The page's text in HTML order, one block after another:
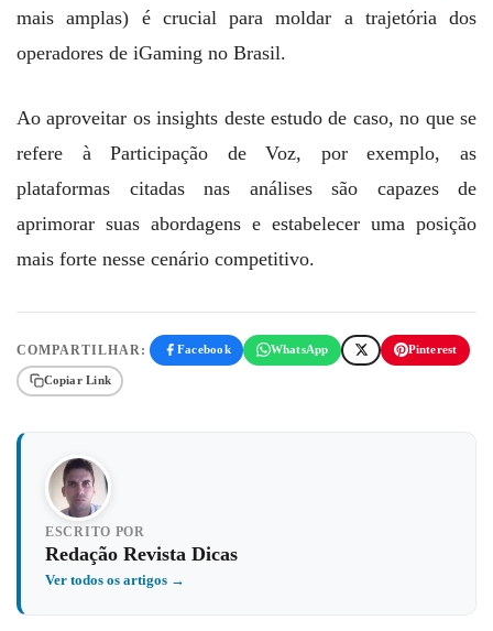
mais amplas) é crucial para moldar a trajetória dos
operadores de iGaming no Brasil.
Ao aproveitar os insights deste estudo de caso, no que se
refere à Participação de Voz, por exemplo, as
plataformas citadas nas análises são capazes de
aprimorar suas abordagens e estabelecer uma posição
mais forte nesse cenário competitivo.
COMPARTILHAR: Facebook WhatsApp Pinterest
Copiar Link
ESCRITO POR
Redação Revista Dicas
Ver todos os artigos →